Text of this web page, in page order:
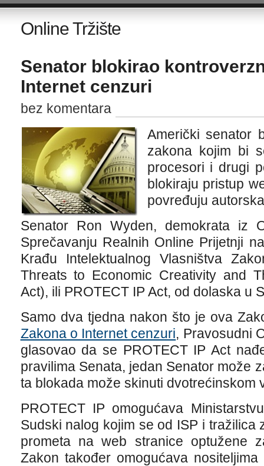
Online Tržište
Senator blokirao
Internet cenzuri
bez komentara
Američki senator
zakona kojim bi
procesori i drugi
blokiraju pristup
povređuju
Senator Ron Wyden, demokrata iz
Sprečavanju Realnih Online Prijetnji
Krađu Intelektualnog Vlasništva
Threats to Economic Creativity and
Act), ili PROTECT IP Act, od dolaska u
Samo dva tjedna nakon što je ova
Zakona o Internet cenzuri, Pravosudni
glasovao da se PROTECT IP Act
pravilima Senata, jedan Senator može
ta blokada može skinuti dvotrećinskom
PROTECT IP omogućava
Sudski nalog kojim se od ISP i tražilica
prometa na web stranice optužene
Zakon također omogućava